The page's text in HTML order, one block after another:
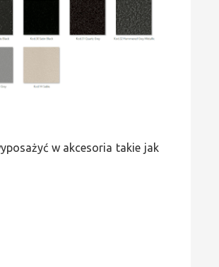
w akcesoria takie jak